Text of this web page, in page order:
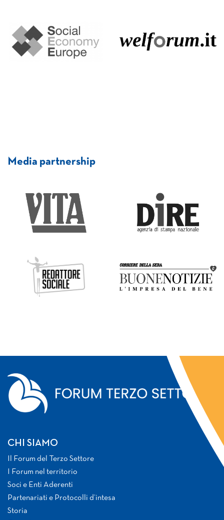
Media partnership
CHI SIAMO
Il Forum del Terzo Settore
I Forum nel territorio
Soci e Enti Aderenti
Partenariati e Protocolli d’intesa
Storia